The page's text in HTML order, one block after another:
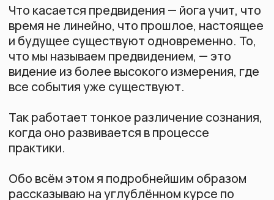
Мы в соц.сетях
RuTube
Вконтакте
персональных данныхи получение
рассылок
Подписаться
Документы
Политика конфиденциальности
Дзен